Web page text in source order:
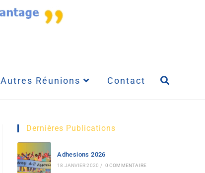
Autres Réunions Contact
Dernières Publications
Adhesions 2026
18 JANVIER 2020 / 0 COMMENTAIRE